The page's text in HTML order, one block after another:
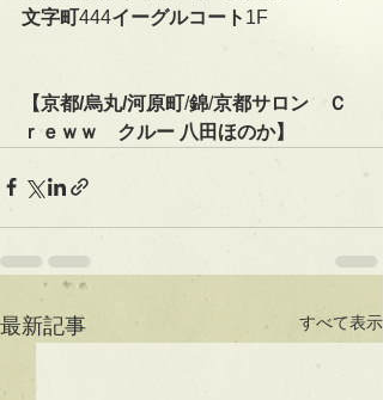
文字町444イーグルコート 1F
【京都/烏丸/河原町/錦/京都サロン　Ｃ
ｒｅｗｗ　クルー 八田ほのか】
最新記事 すべて表示